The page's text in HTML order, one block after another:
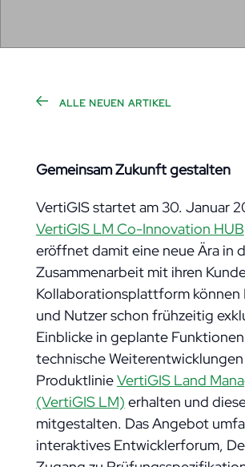
ALLE NEUEN ARTIKEL
Gemeinsam Zukunft gestalten
VertiGIS startet am 30. Januar
VertiGIS LM Co-Innovation HUB
eröffnet damit eine neue Ära in
Zusammenarbeit mit ihren
Kollaborationsplattform können
und Nutzer schon frühzeitig
Einblicke in geplante
technische
ProduktlinieVertiGIS Land
(VertiGIS LM) erhalten und
mitgestalten. Das Angebot
interaktives Entwicklerforum,